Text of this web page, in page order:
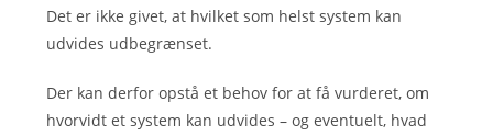
Det er ikke givet, at hvilket som helst system kan
udvides udbegrænset.
Der kan derfor opstå et behov for at få vurderet, om
hvorvidt et system kan udvides – og eventuelt, hvad